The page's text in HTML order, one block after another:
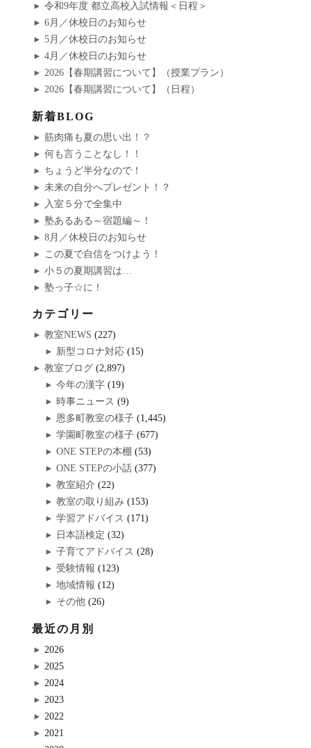
ー
シ
ョ
令和9年度 都立高校入試情報＜日程＞
6月／休校日のお知らせ
5月／休校日のお知らせ
4月／休校日のお知らせ
2026【春期講習について】（授業プラン）
2026【春期講習について】（日程）
新着BLOG
筋肉痛も夏の思い出！？
何も言うことなし！！
ちょうど半分なので！
未来の自分へプレゼント！？
入室５分で全集中
塾あるある～宿題編～！
8月／休校日のお知らせ
この夏で自信をつけよう！
小５の夏期講習は…
塾っ子☆に！
カテゴリー
教室NEWS (227)
新型コロナ対応 (15)
教室ブログ(2,897)
今年の漢字 (19)
時事ニュース (9)
恩多町教室の様子 (1,445)
学園町教室の様子 (677)
ONE STEPの本棚 (53)
ONE STEPの小話 (377)
教室紹介 (22)
教室の取り組み (153)
学習アドバイス (171)
日本語検定 (32)
子育てアドバイス (28)
受験情報 (123)
地域情報 (12)
その他 (26)
最近の月別
2026
2025
2024
2023
2022
2021